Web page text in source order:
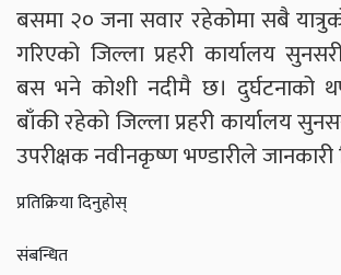
बसमा २० जना सवार रहेकोमा सबै
गरिएको जिल्ला प्रहरी कार्यालय
बस भने कोशी नदीमै छ। दुर्घटनाको
बाँकी रहेको जिल्ला प्रहरी कार्यालय
उपरीक्षक नवीनकृष्ण भण्डारीले जानकारी
प्रतिक्रिया दिनुहोस्
संबन्धित